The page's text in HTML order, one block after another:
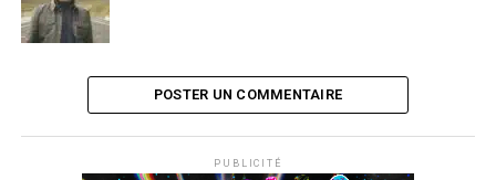
POSTER UN COMMENTAIRE
PUBLICITÉ